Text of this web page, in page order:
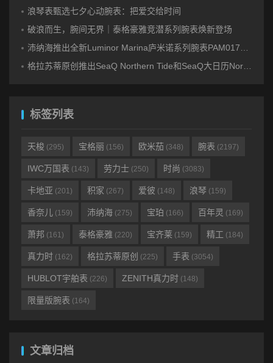
浪琴表甄选七夕心动腕表：把爱交给时间
破浪而生，腕间无界｜泰格豪雅竞潜系列腕表焕新登场
沛纳海推出全新Luminor Marina庐米诺系列腕表PAM01707 标志性设计融合高科技材质
格拉苏蒂原创推出SeaQ Northern Tide和SeaQ大日历Northern Tide限量版腕表
标签列表
天梭 (295) 宝格丽 (156) 欧米茄 (348) 腕表 (2197)
IWC万国表 (143) 劳力士 (250) 时尚 (3083)
卡地亚 (201) 积家 (267) 爱彼 (148) 浪琴 (159)
香奈儿 (159) 沛纳海 (275) 宝珀 (166) 百年灵 (169)
萧邦 (161) 泰格豪雅 (220) 宝齐莱 (159) 精工 (184)
真力时 (162) 格拉苏蒂原创 (225) 手表 (3054)
HUBLOT宇舶表 (226) ZENITH真力时 (148)
限量版腕表 (164)
文章归档